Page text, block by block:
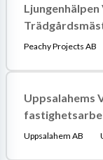
Peachy Projects AB
Uppsalahems
Uppsalahem AB